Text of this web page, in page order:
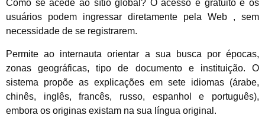
Como se acede ao sítio global? O acesso é gratuito e os
usuários podem ingressar diretamente pela Web , sem
necessidade de se registrarem.
Permite ao internauta orientar a sua busca por épocas,
zonas geográficas, tipo de documento e instituição. O
sistema propõe as explicações em sete idiomas (árabe,
chinês, inglês, francês, russo, espanhol e português),
embora os originas existam na sua língua original.